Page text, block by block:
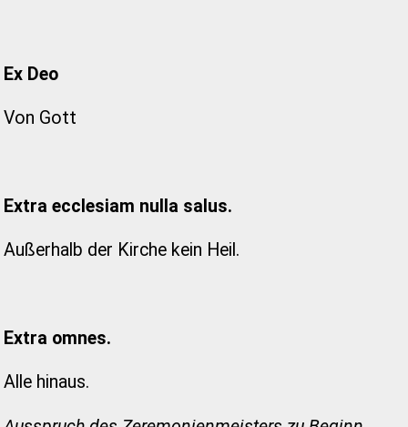
Ex Deo
Von Gott
Extra ecclesiam nulla salus.
Außerhalb der Kirche kein Heil.
Extra omnes.
Alle hinaus.